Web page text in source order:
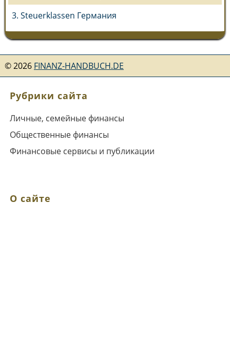
3. Steuerklassen Германия
©2026 FINANZ-HANDBUCH.DE
Рубрики сайта
Личные, семейные финансы
Общественные финансы
Финансовые сервисы и публикации
О сайте